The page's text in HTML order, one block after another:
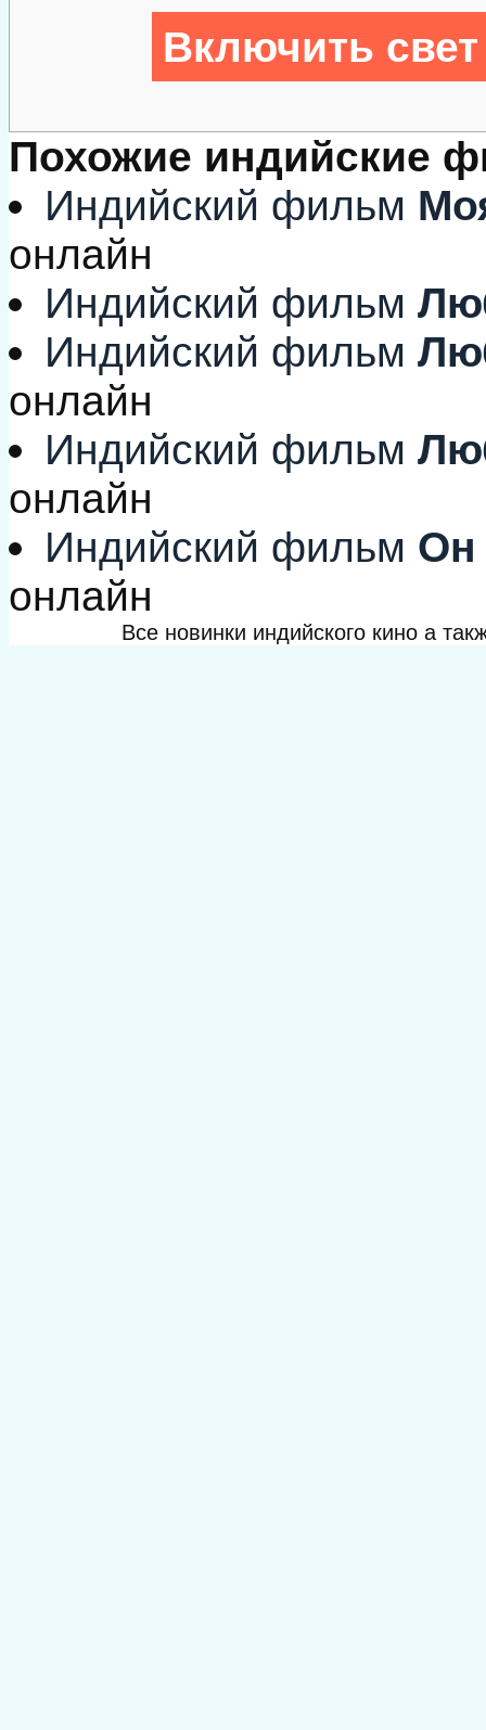
Включить
Похожие индийские
Индийский фильм
онлайн
Индийский фильм
Индийский фильм
онлайн
Индийский фильм
онлайн
Индийский фильм Он
онлайн
Все новинки индийского кино а